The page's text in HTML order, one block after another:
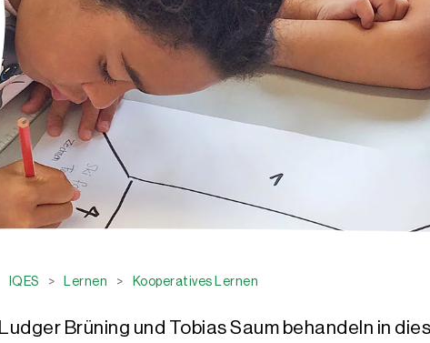
IQES > Lernen > Kooperatives Lernen
Ludger Brüning und Tobias Saum behandeln in